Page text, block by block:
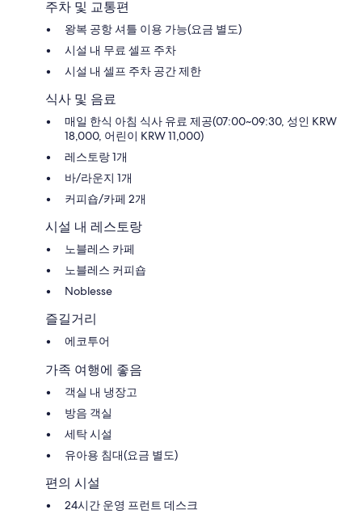
주차 및 교통편
왕복 공항 셔틀 이용 가능(요금 별도)
시설 내 무료 셀프 주차
시설 내 셀프 주차 공간 제한
식사 및 음료
매일 한식 아침 식사 유료 제공(07:00~09:30, 성인 KRW
18,000, 어린이 KRW 11,000)
레스토랑 1개
바/라운지 1개
커피숍/카페 2개
시설 내 레스토랑
노블레스 카페
노블레스 커피숍
Noblesse
즐길거리
에코투어
가족 여행에 좋음
객실 내 냉장고
방음 객실
세탁 시설
유아용 침대(요금 별도)
편의 시설
24시간 운영 프런트 데스크